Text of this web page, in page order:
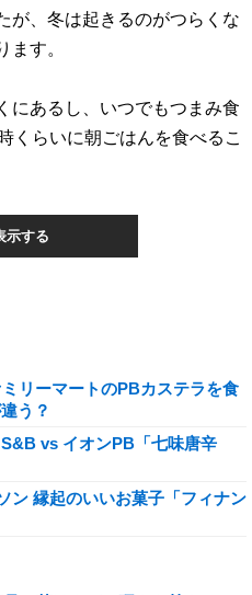
が、冬は起きるのがつらくな
ます。
あるし、いつでもつまみ食
くらいに朝ごはんを食べるこ
示する
リーマートのPBカステラを食
う？
vs イオンPB「七味唐辛
ン 縁起のいいお菓子「フィナン